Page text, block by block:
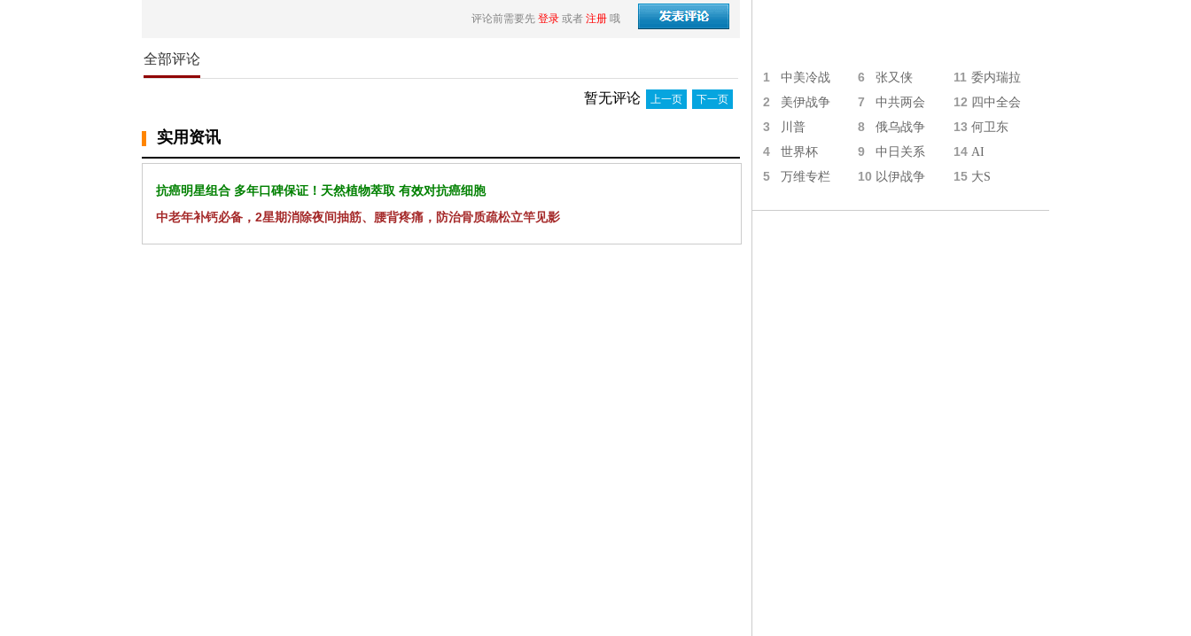
评论前需要先 登录 或者 注册 哦
全部评论
暂无评论 上一页 下一页
实用资讯
抗癌明星组合 多年口碑保证！天然植物萃取 有效对抗癌细胞
中老年补钙必备，2星期消除夜间抽筋、腰背疼痛，防治骨质疏松立竿见影
1 中美冷战 6 张又侠 11 委内瑞拉
2 美伊战争 7 中共两会 12 四中全会
3 川普 8 俄乌战争 13 何卫东
4 世界杯 9 中日关系 14 AI
5 万维专栏 10 以伊战争 15 大S